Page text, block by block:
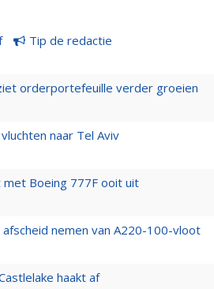
Tip de redactie
orderportefeuille verder groeien
naar Tel Aviv
Boeing 777F ooit uit
nemen van A220-100-vloot
haakt af